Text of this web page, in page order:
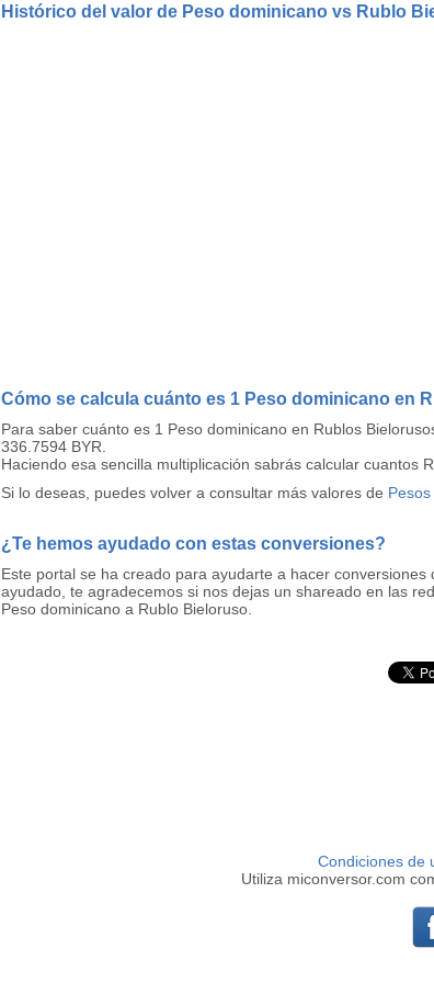
Histórico del valor de Peso dominicano vs Rublo
Cómo se calcula cuánto es 1 Peso dominicano en
Para saber cuánto es 1 Peso dominicano en Rublos
336.7594 BYR.
Haciendo esa sencilla multiplicación sabrás calcular cuantos
Si lo deseas, puedes volver a consultar más valores de
¿Te hemos ayudado con estas conversiones?
Este portal se ha creado para ayudarte a hacer
ayudado, te agradecemos si nos dejas un shareado en las
Peso dominicano a Rublo Bieloruso.
Condiciones de
Utiliza miconversor.com